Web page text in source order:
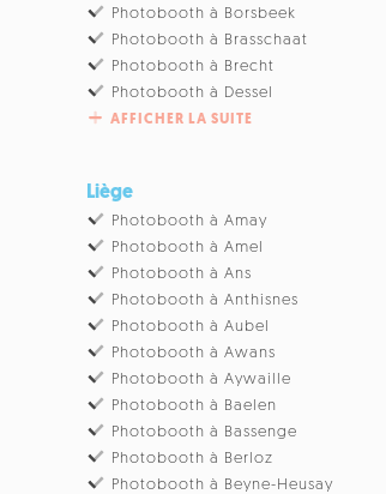
Photobooth à Borsbeek
Photobooth à Brasschaat
Photobooth à Brecht
Photobooth à Dessel
AFFICHER LA SUITE
Liège
Photobooth à Amay
Photobooth à Amel
Photobooth à Ans
Photobooth à Anthisnes
Photobooth à Aubel
Photobooth à Awans
Photobooth à Aywaille
Photobooth à Baelen
Photobooth à Bassenge
Photobooth à Berloz
Photobooth à Beyne-Heusay